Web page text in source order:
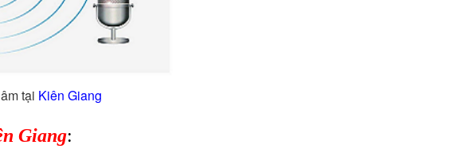
Kiên Giang
Giang: